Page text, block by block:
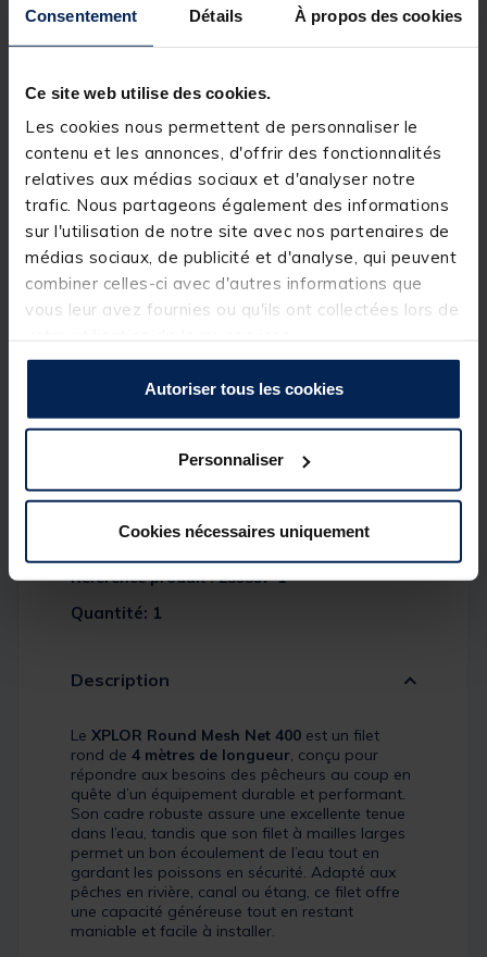
Consentement Détails À propos des cookies
Ce site web utilise des cookies.
Les cookies nous permettent de personnaliser le
contenu et les annonces, d'offrir des fonctionnalités
relatives aux médias sociaux et d'analyser notre
trafic. Nous partageons également des informations
sur l'utilisation de notre site avec nos partenaires de
médias sociaux, de publicité et d'analyse, qui peuvent
combiner celles-ci avec d'autres informations que
vous leur avez fournies ou qu'ils ont collectées lors de
Autoriser tous les cookies
Personnaliser
Cookies nécessaires uniquement
Tête d'épuisette Teox Xplor Round
Mesh Net 400
Réference produit : 239397-1
Quantité: 1
Description
Le XPLOR Round Mesh Net 400 est un filet
rond de 4 mètres de longueur, conçu pour
répondre aux besoins des pêcheurs au coup en
quête d’un équipement durable et performant.
Son cadre robuste assure une excellente tenue
dans l’eau, tandis que son filet à mailles larges
permet un bon écoulement de l’eau tout en
gardant les poissons en sécurité. Adapté aux
pêches en rivière, canal ou étang, ce filet offre
une capacité généreuse tout en restant
maniable et facile à installer.